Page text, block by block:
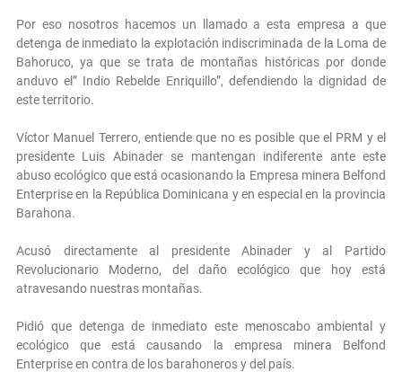
Por eso nosotros hacemos un llamado a esta empresa a que
detenga de inmediato la explotación indiscriminada de la Loma de
Bahoruco, ya que se trata de montañas históricas por donde
anduvo el” Indio Rebelde Enriquillo”, defendiendo la dignidad de
este territorio.
Víctor Manuel Terrero, entiende que no es posible que el PRM y el
presidente Luis Abinader se mantengan indiferente ante este
abuso ecológico que está ocasionando la Empresa minera Belfond
Enterprise en la República Dominicana y en especial en la provincia
Barahona.
Acusó directamente al presidente Abinader y al Partido
Revolucionario Moderno, del daño ecológico que hoy está
atravesando nuestras montañas.
Pidió que detenga de inmediato este menoscabo ambiental y
ecológico que está causando la empresa minera Belfond
Enterprise en contra de los barahoneros y del país.